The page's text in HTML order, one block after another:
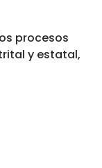
procesos
y estatal,